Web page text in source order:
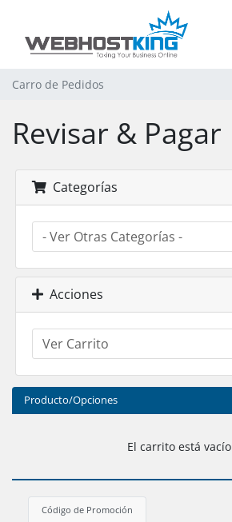
Carro de Pedidos
Revisar & Pagar
Categorías
Acciones
Producto/Opciones
El carrito está vacío
Código de Promoción